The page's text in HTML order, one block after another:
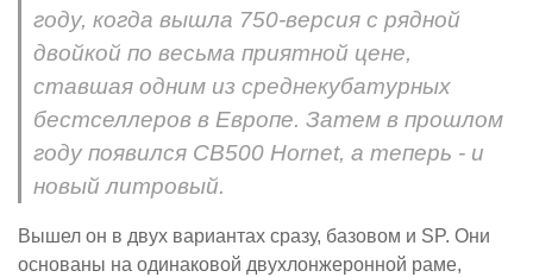
году, когда вышла 750-версия с рядной
двойкой по весьма приятной цене,
ставшая одним из среднекубатурных
бестселлеров в Европе. Затем в прошлом
году появился CB500 Hornet, а теперь - и
новый литровый.
Вышел он в двух вариантах сразу, базовом и SP. Они
основаны на одинаковой двухлонжеронной раме,